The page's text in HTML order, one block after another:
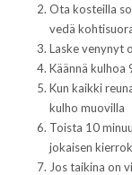
Ota kosteilla
vedä
Laske venynyt
Käännä
Kun kaikki
kulho muovilla
Toista 10
jokaisen
Jos taikina on